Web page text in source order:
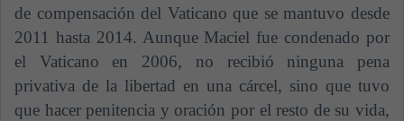
de compensación del Vaticano que se mantuvo desde
2011 hasta 2014. Aunque Maciel fue condenado por
el Vaticano en 2006, no recibió ninguna pena
privativa de la libertad en una cárcel, sino que tuvo
que hacer penitencia y oración por el resto de su vida,